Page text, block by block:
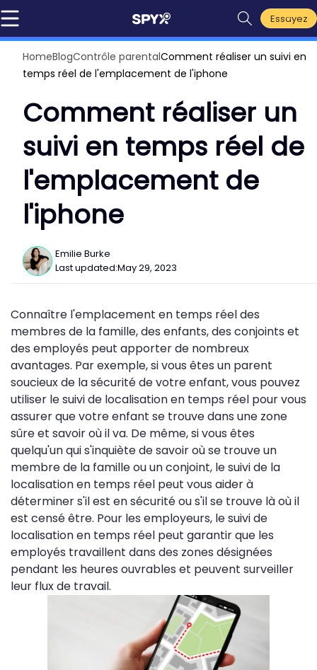
Essayez
HomeBlogContrôle parentalComment réaliser un suivi en
temps réel de l'emplacement de l'iphone
Comment réaliser un
suivi en temps réel de
l'emplacement de
l'iphone
Emilie Burke
Last updated:May 29, 2023
Connaître l'emplacement en temps réel des
membres de la famille, des enfants, des conjoints et
des employés peut apporter de nombreux
avantages. Par exemple, si vous êtes un parent
soucieux de la sécurité de votre enfant, vous pouvez
utiliser le suivi de localisation en temps réel pour vous
assurer que votre enfant se trouve dans une zone
sûre et savoir où il va. De même, si vous êtes
quelqu'un qui s'inquiète de savoir où se trouve un
membre de la famille ou un conjoint, le suivi de la
localisation en temps réel peut vous aider à
déterminer s'il est en sécurité ou s'il se trouve là où il
est censé être. Pour les employeurs, le suivi de
localisation en temps réel peut garantir que les
employés travaillent dans des zones désignées
pendant les heures ouvrables et peuvent surveiller
leur flux de travail.